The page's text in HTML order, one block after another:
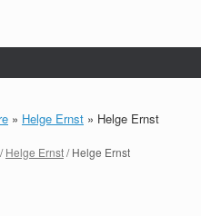
» Helge Ernst » Helge Ernst
/Helge Ernst/ Helge Ernst